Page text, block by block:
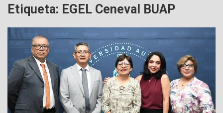
Etiqueta: EGEL Ceneval BUAP